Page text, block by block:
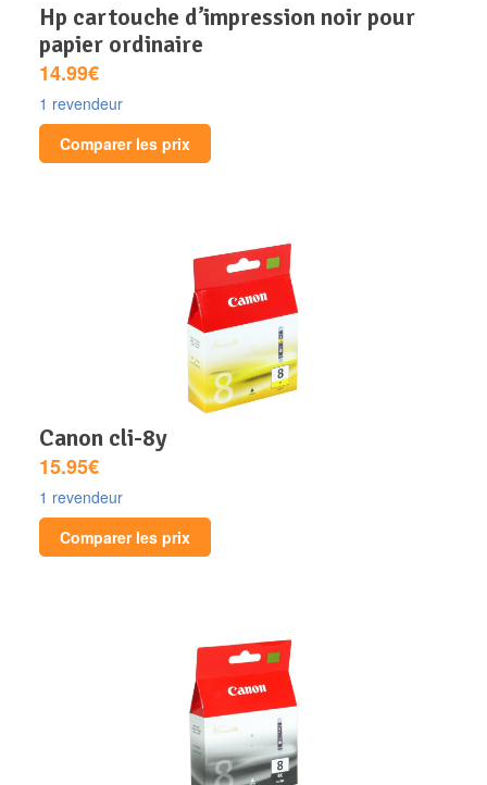
hp cartouche d’impression noir pour
papier ordinaire
14.99€
1 revendeur
Comparer les prix
canon cli-8y
15.95€
1 revendeur
Comparer les prix